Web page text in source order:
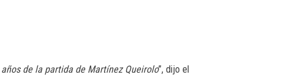
de la partida de Martínez Queirolo”, dijo el